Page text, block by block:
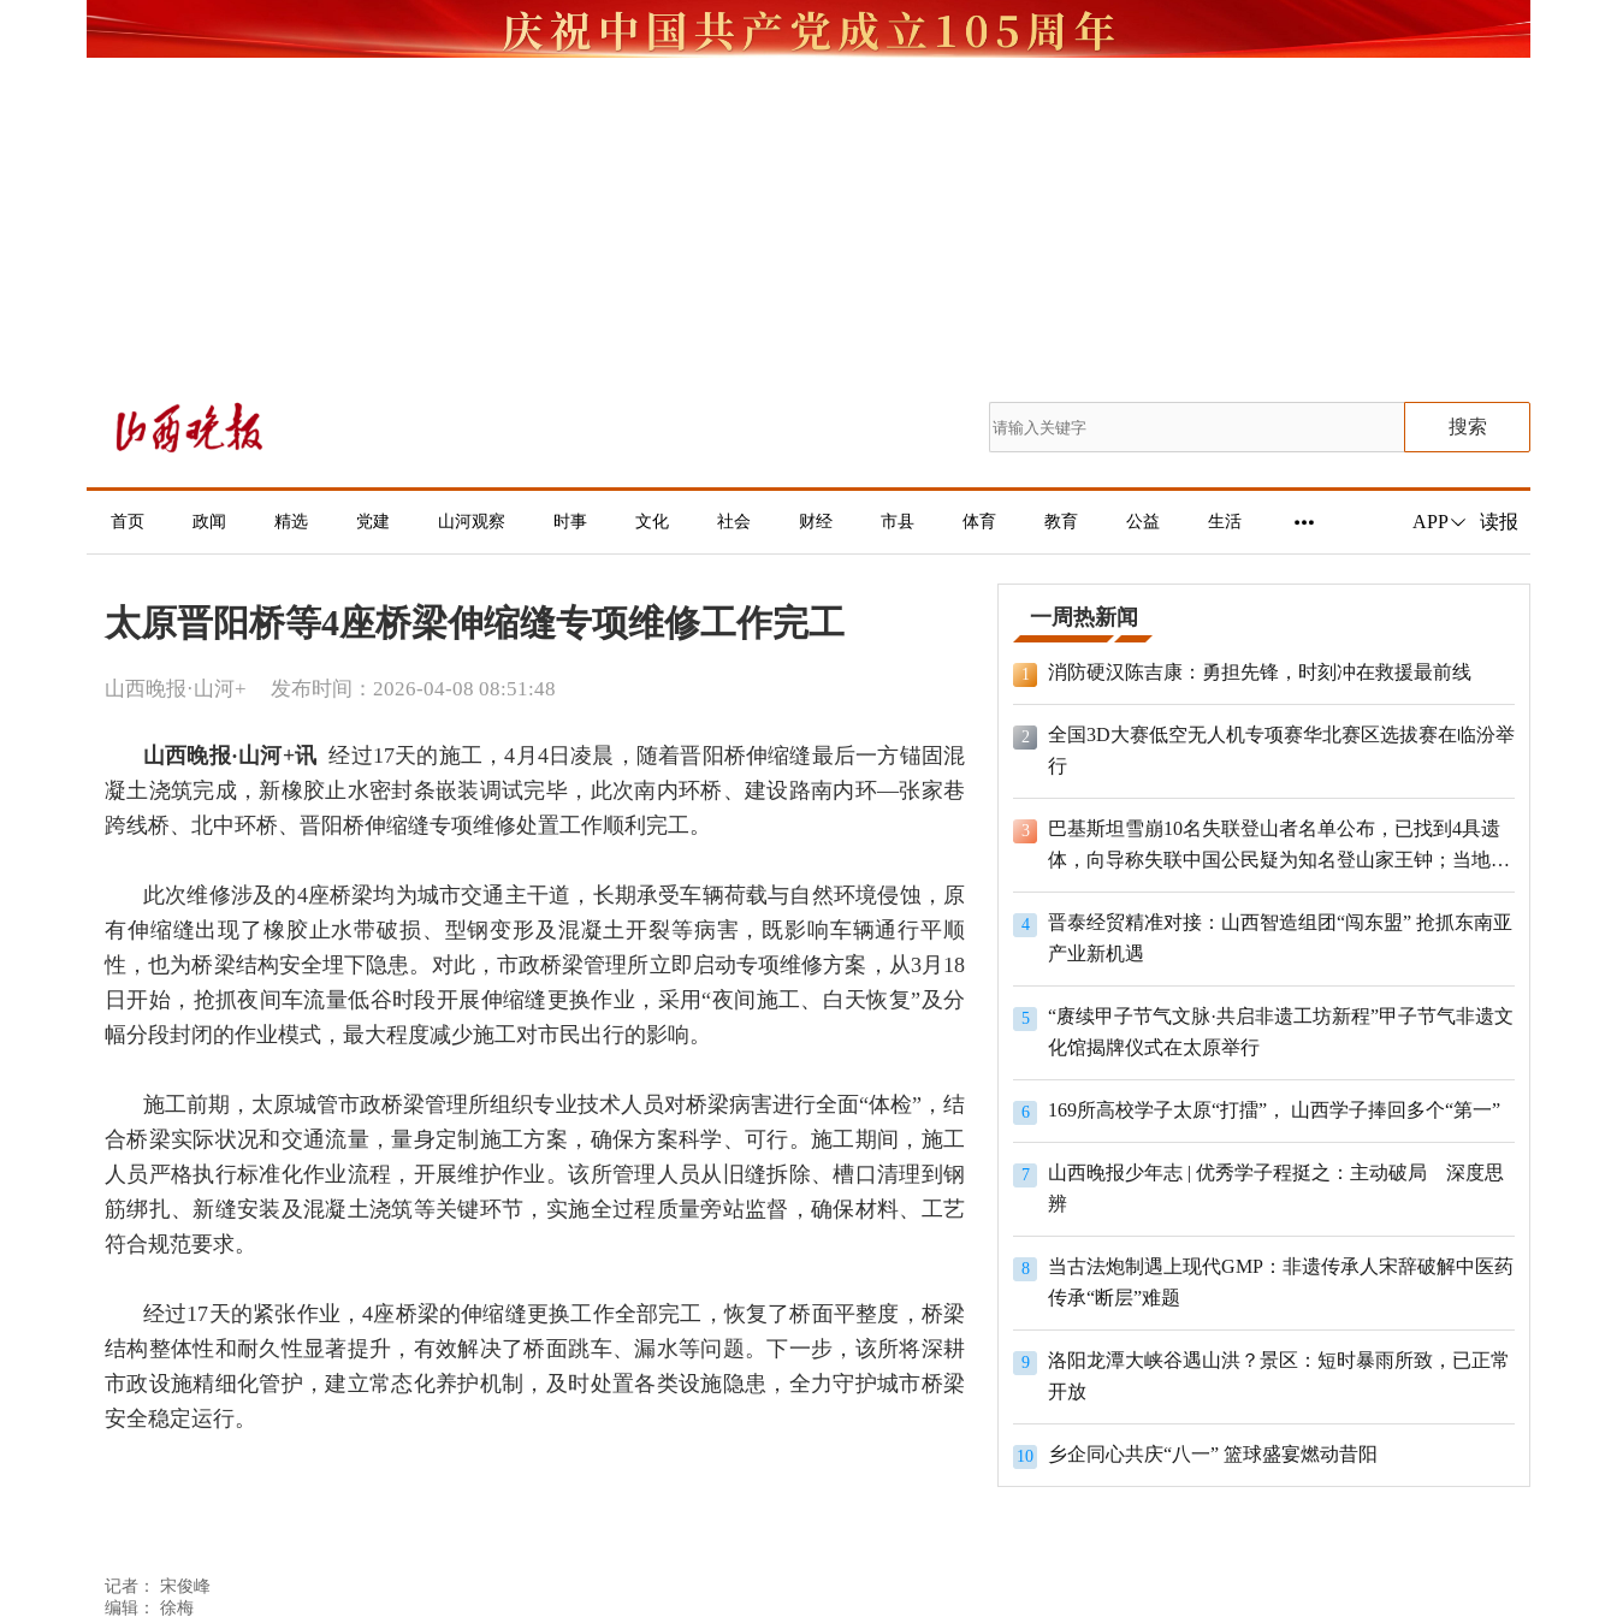
搜索
首页 政闻 精选 党建 山河观察 时事 文化 社会 财经 市县 体育 教育 公益 生活 APP 读报
太原晋阳桥等4座桥梁伸缩缝专项维修工作完工
山西晚报·山河+ 发布时间：2026-04-08 08:51:48
山西晚报·山河+讯 经过17天的施工，4月4日凌晨，随着晋阳桥伸缩缝最后一方锚固混
凝土浇筑完成，新橡胶止水密封条嵌装调试完毕，此次南内环桥、建设路南内环—张家巷
跨线桥、北中环桥、晋阳桥伸缩缝专项维修处置工作顺利完工。
此次维修涉及的4座桥梁均为城市交通主干道，长期承受车辆荷载与自然环境侵蚀，原
有伸缩缝出现了橡胶止水带破损、型钢变形及混凝土开裂等病害，既影响车辆通行平顺
性，也为桥梁结构安全埋下隐患。对此，市政桥梁管理所立即启动专项维修方案，从3月18
日开始，抢抓夜间车流量低谷时段开展伸缩缝更换作业，采用“夜间施工、白天恢复”及分
幅分段封闭的作业模式，最大程度减少施工对市民出行的影响。
施工前期，太原城管市政桥梁管理所组织专业技术人员对桥梁病害进行全面“体检”，结
合桥梁实际状况和交通流量，量身定制施工方案，确保方案科学、可行。施工期间，施工
人员严格执行标准化作业流程，开展维护作业。该所管理人员从旧缝拆除、槽口清理到钢
筋绑扎、新缝安装及混凝土浇筑等关键环节，实施全过程质量旁站监督，确保材料、工艺
符合规范要求。
经过17天的紧张作业，4座桥梁的伸缩缝更换工作全部完工，恢复了桥面平整度，桥梁
结构整体性和耐久性显著提升，有效解决了桥面跳车、漏水等问题。下一步，该所将深耕
市政设施精细化管护，建立常态化养护机制，及时处置各类设施隐患，全力守护城市桥梁
安全稳定运行。
记者： 宋俊峰
编辑： 徐梅
一周热新闻
1 消防硬汉陈吉康：勇担先锋，时刻冲在救援最前线
2
全国3D大赛低空无人机专项赛华北赛区选拔赛在临汾举
行
3
巴基斯坦雪崩10名失联登山者名单公布，已找到4具遗
体，向导称失联中国公民疑为知名登山家王钟；当地官
员：已定位到3个追踪器
4
晋泰经贸精准对接：山西智造组团“闯东盟” 抢抓东南亚
产业新机遇
5
“赓续甲子节气文脉·共启非遗工坊新程”甲子节气非遗文
化馆揭牌仪式在太原举行
6 169所高校学子太原“打擂”， 山西学子捧回多个“第一”
7
山西晚报少年志 | 优秀学子程挺之：主动破局 深度思
辨
8
当古法炮制遇上现代GMP：非遗传承人宋辞破解中医药
传承“断层”难题
9
洛阳龙潭大峡谷遇山洪？景区：短时暴雨所致，已正常
开放
10 乡企同心共庆“八一” 篮球盛宴燃动昔阳